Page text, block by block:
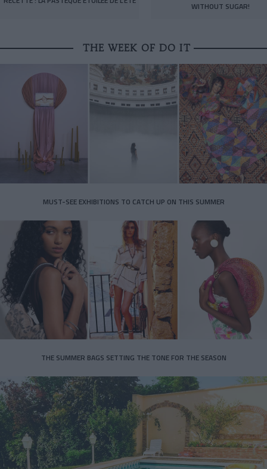
WITHOUT SUGAR!
THE WEEK OF DO IT
MUST-SEE EXHIBITIONS TO CATCH UP ON THIS SUMMER
THE SUMMER BAGS SETTING THE TONE FOR THE SEASON